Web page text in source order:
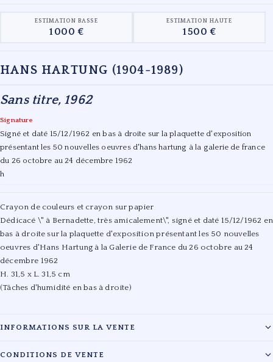
ESTIMATION BASSE
1 000 €
ESTIMATION HAUTE
1 500 €
HANS HARTUNG (1904-1989)
Sans titre, 1962
Signature
Signé et daté 15/12/1962 en bas à droite sur la plaquette d'exposition
présentant les 50 nouvelles oeuvres d'hans hartung à la galerie de france
du 26 octobre au 24 décembre 1962
h
Crayon de couleurs et crayon sur papier
Dédicacé \" à Bernadette, très amicalement\", signé et daté 15/12/1962 en
bas à droite sur la plaquette d'exposition présentant les 50 nouvelles
oeuvres d'Hans Hartung à la Galerie de France du 26 octobre au 24
décembre 1962
H. 31,5 x L. 31,5 cm
(Tâches d'humidité en bas à droite)
INFORMATIONS SUR LA VENTE
CONDITIONS DE VENTE